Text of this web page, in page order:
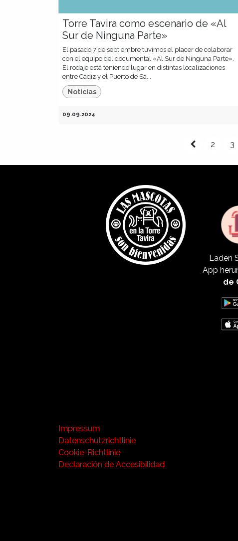
Torre Tavira como escenario de «Al
Sur de Ninguna Parte»
El pasado 7 de septiembre tuvimos el placer de colaborar
con el equipo del documental «Al Sur de Ninguna Parte».
El rodaje está teniendo lugar en distintas localizaciones
entre Cádiz y el Puerto de Sa...
Noticias
09.09.2024
2 3
Laden
App
de
Impressum
Datenschutzrichtlinie
Cookie-Richtlinie
Declaración de Accesibilidad